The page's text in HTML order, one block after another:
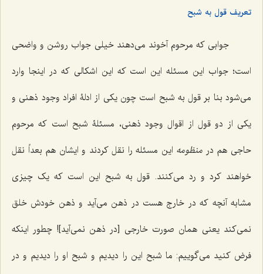
تعریف قول به شبح
جوابی که مرحوم آخوند می‌دهند خیلی جواب روشن و واضحی
است؛ جواب این مسئله این است که این اشکالی که در اینجا وارد
می‌شود بنا بر قول به شبح است چون یکی از ادلۀ افراد وجود ذهنی و
یکی از دو قول از اقوال وجود ذهنی، مسئلۀ شبح است که مرحوم
حاجی هم در منظومه این مسئله را نقل کردند و ایشان هم بعداً نقل
خواهند کرد و رد می‌کنند. قول به شبح این است که یک چیزی
مشابه آنچه که در خارج هست در ذهن می‌آید و ذهن خودش خلق
نمی‌کند یعنی همان صورت خارجی [در ذهن نمی‌آید]! چطور اینکه
فرض کنید می‌گوییم: ما شبح این را دیدیم و شبح او را دیدیم و در